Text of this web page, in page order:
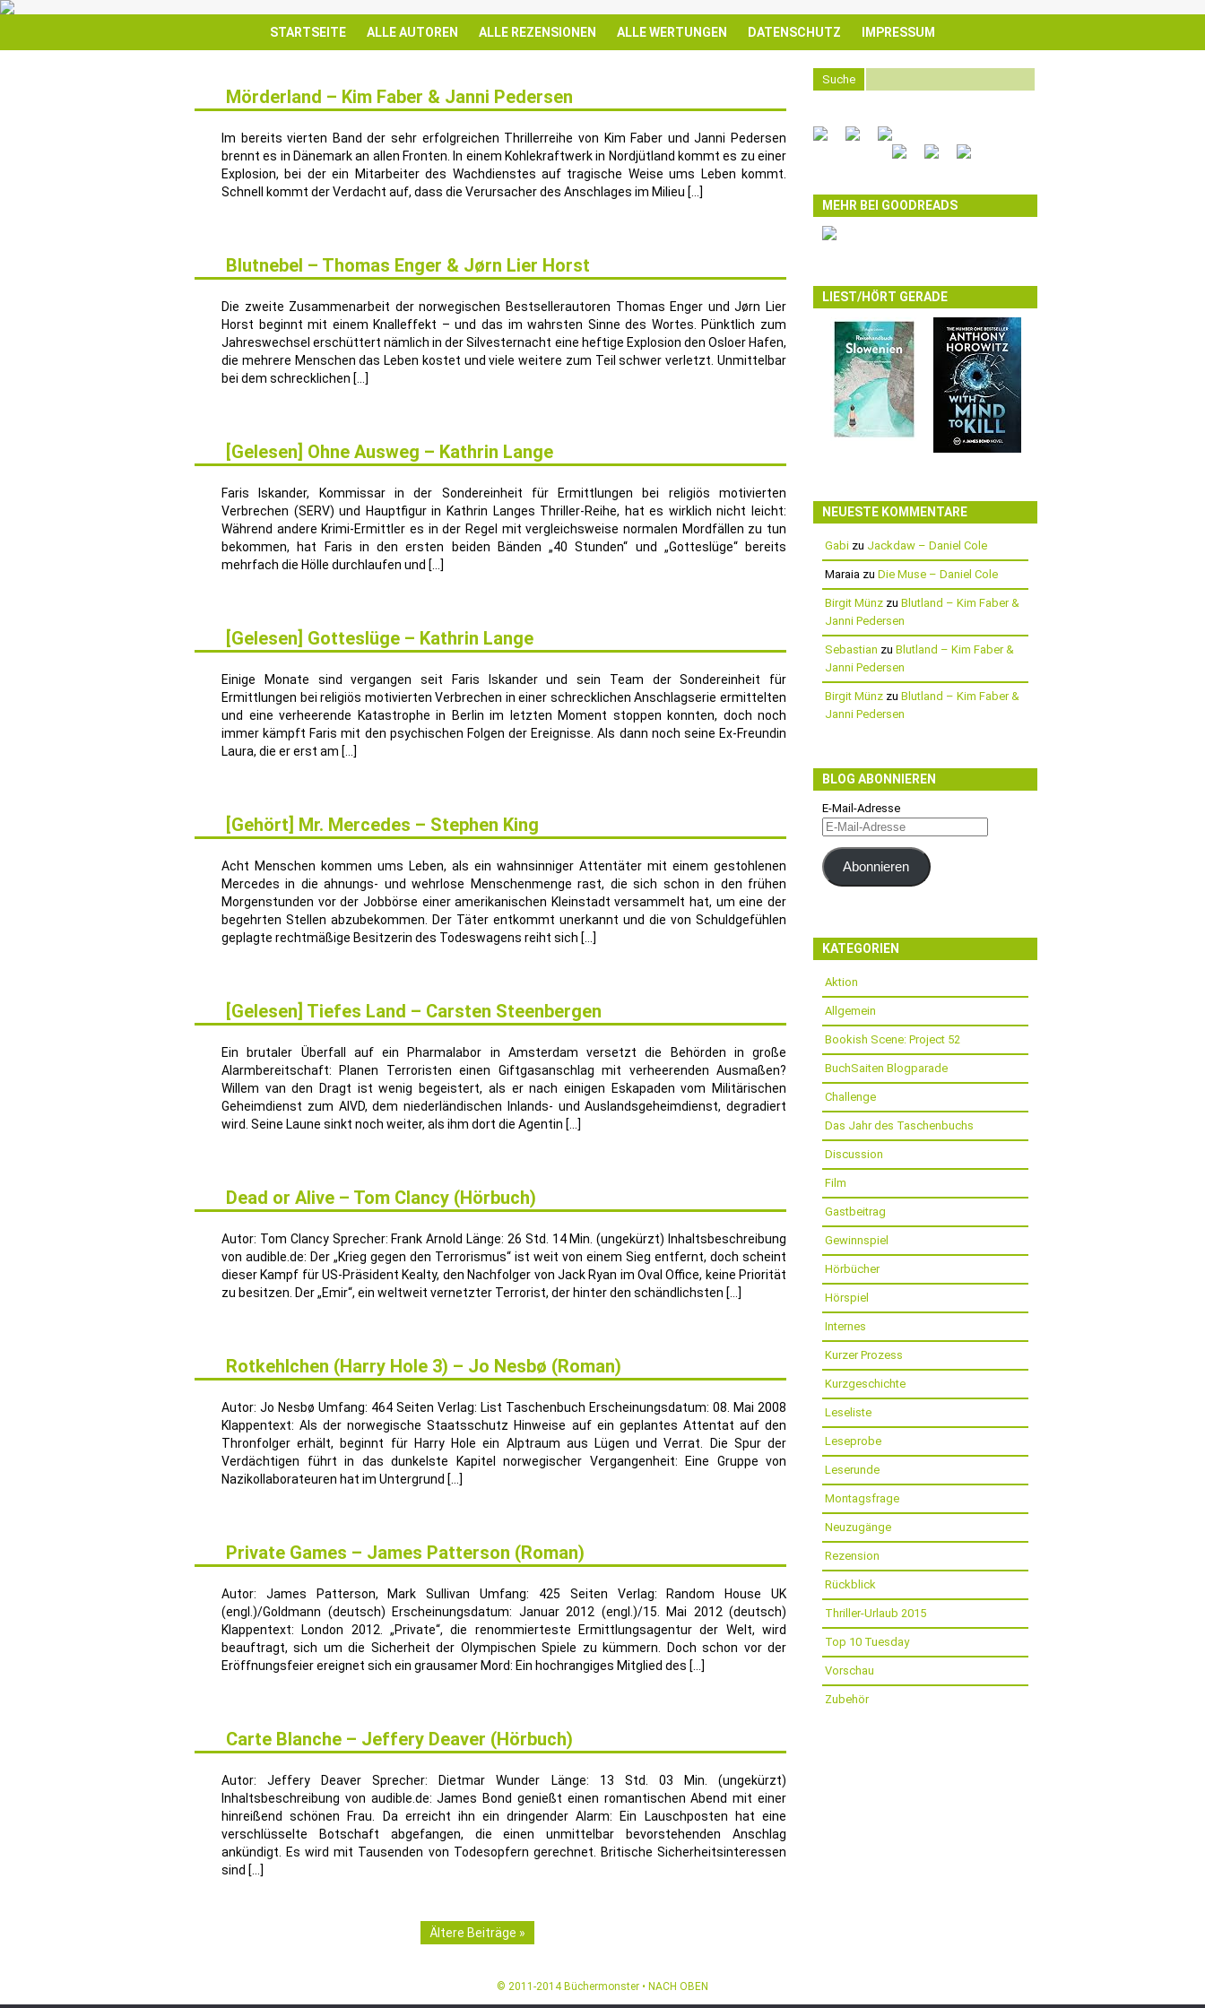
STARTSEITE ALLE AUTOREN ALLE REZENSIONEN ALLE WERTUNGEN DATENSCHUTZ IMPRESSUM
Mörderland – Kim Faber & Janni Pedersen
Im bereits vierten Band der sehr erfolgreichen Thrillerreihe von Kim Faber und Janni Pedersen
brennt es in Dänemark an allen Fronten. In einem Kohlekraftwerk in Nordjütland kommt es zu einer
Explosion, bei der ein Mitarbeiter des Wachdienstes auf tragische Weise ums Leben kommt.
Schnell kommt der Verdacht auf, dass die Verursacher des Anschlages im Milieu […]
Blutnebel – Thomas Enger & Jørn Lier Horst
Die zweite Zusammenarbeit der norwegischen Bestsellerautoren Thomas Enger und Jørn Lier
Horst beginnt mit einem Knalleffekt – und das im wahrsten Sinne des Wortes. Pünktlich zum
Jahreswechsel erschüttert nämlich in der Silvesternacht eine heftige Explosion den Osloer Hafen,
die mehrere Menschen das Leben kostet und viele weitere zum Teil schwer verletzt. Unmittelbar
bei dem schrecklichen […]
[Gelesen] Ohne Ausweg – Kathrin Lange
Faris Iskander, Kommissar in der Sondereinheit für Ermittlungen bei religiös motivierten
Verbrechen (SERV) und Hauptfigur in Kathrin Langes Thriller-Reihe, hat es wirklich nicht leicht:
Während andere Krimi-Ermittler es in der Regel mit vergleichsweise normalen Mordfällen zu tun
bekommen, hat Faris in den ersten beiden Bänden „40 Stunden“ und „Gotteslüge“ bereits
mehrfach die Hölle durchlaufen und […]
[Gelesen] Gotteslüge – Kathrin Lange
Einige Monate sind vergangen seit Faris Iskander und sein Team der Sondereinheit für
Ermittlungen bei religiös motivierten Verbrechen in einer schrecklichen Anschlagserie ermittelten
und eine verheerende Katastrophe in Berlin im letzten Moment stoppen konnten, doch noch
immer kämpft Faris mit den psychischen Folgen der Ereignisse. Als dann noch seine Ex-Freundin
Laura, die er erst am […]
[Gehört] Mr. Mercedes – Stephen King
Acht Menschen kommen ums Leben, als ein wahnsinniger Attentäter mit einem gestohlenen
Mercedes in die ahnungs- und wehrlose Menschenmenge rast, die sich schon in den frühen
Morgenstunden vor der Jobbörse einer amerikanischen Kleinstadt versammelt hat, um eine der
begehrten Stellen abzubekommen. Der Täter entkommt unerkannt und die von Schuldgefühlen
geplagte rechtmäßige Besitzerin des Todeswagens reiht sich […]
[Gelesen] Tiefes Land – Carsten Steenbergen
Ein brutaler Überfall auf ein Pharmalabor in Amsterdam versetzt die Behörden in große
Alarmbereitschaft: Planen Terroristen einen Giftgasanschlag mit verheerenden Ausmaßen?
Willem van den Dragt ist wenig begeistert, als er nach einigen Eskapaden vom Militärischen
Geheimdienst zum AIVD, dem niederländischen Inlands- und Auslandsgeheimdienst, degradiert
wird. Seine Laune sinkt noch weiter, als ihm dort die Agentin […]
Dead or Alive – Tom Clancy (Hörbuch)
Autor: Tom Clancy Sprecher: Frank Arnold Länge: 26 Std. 14 Min. (ungekürzt) Inhaltsbeschreibung
von audible.de: Der „Krieg gegen den Terrorismus“ ist weit von einem Sieg entfernt, doch scheint
dieser Kampf für US-Präsident Kealty, den Nachfolger von Jack Ryan im Oval Office, keine Priorität
zu besitzen. Der „Emir“, ein weltweit vernetzter Terrorist, der hinter den schändlichsten […]
Rotkehlchen (Harry Hole 3) – Jo Nesbø (Roman)
Autor: Jo Nesbø Umfang: 464 Seiten Verlag: List Taschenbuch Erscheinungsdatum: 08. Mai 2008
Klappentext: Als der norwegische Staatsschutz Hinweise auf ein geplantes Attentat auf den
Thronfolger erhält, beginnt für Harry Hole ein Alptraum aus Lügen und Verrat. Die Spur der
Verdächtigen führt in das dunkelste Kapitel norwegischer Vergangenheit: Eine Gruppe von
Nazikollaborateuren hat im Untergrund […]
Private Games – James Patterson (Roman)
Autor: James Patterson, Mark Sullivan Umfang: 425 Seiten Verlag: Random House UK
(engl.)/Goldmann (deutsch) Erscheinungsdatum: Januar 2012 (engl.)/15. Mai 2012 (deutsch)
Klappentext: London 2012. „Private“, die renommierteste Ermittlungsagentur der Welt, wird
beauftragt, sich um die Sicherheit der Olympischen Spiele zu kümmern. Doch schon vor der
Eröffnungsfeier ereignet sich ein grausamer Mord: Ein hochrangiges Mitglied des […]
Carte Blanche – Jeffery Deaver (Hörbuch)
Autor: Jeffery Deaver Sprecher: Dietmar Wunder Länge: 13 Std. 03 Min. (ungekürzt)
Inhaltsbeschreibung von audible.de: James Bond genießt einen romantischen Abend mit einer
hinreißend schönen Frau. Da erreicht ihn ein dringender Alarm: Ein Lauschposten hat eine
verschlüsselte Botschaft abgefangen, die einen unmittelbar bevorstehenden Anschlag
ankündigt. Es wird mit Tausenden von Todesopfern gerechnet. Britische Sicherheitsinteressen
sind […]
Ältere Beiträge »
Suche
MEHR BEI GOODREADS
LIEST/HÖRT GERADE
NEUESTE KOMMENTARE
Gabi zu Jackdaw – Daniel Cole
Maraia zu Die Muse – Daniel Cole
Birgit Münz zu Blutland – Kim Faber &
Janni Pedersen
Sebastian zu Blutland – Kim Faber &
Janni Pedersen
Birgit Münz zu Blutland – Kim Faber &
Janni Pedersen
BLOG ABONNIEREN
E-Mail-Adresse
Abonnieren
KATEGORIEN
Aktion
Allgemein
Bookish Scene: Project 52
BuchSaiten Blogparade
Challenge
Das Jahr des Taschenbuchs
Discussion
Film
Gastbeitrag
Gewinnspiel
Hörbücher
Hörspiel
Internes
Kurzer Prozess
Kurzgeschichte
Leseliste
Leseprobe
Leserunde
Montagsfrage
Neuzugänge
Rezension
Rückblick
Thriller-Urlaub 2015
Top 10 Tuesday
Vorschau
Zubehör
© 2011-2014 Büchermonster • NACH OBEN